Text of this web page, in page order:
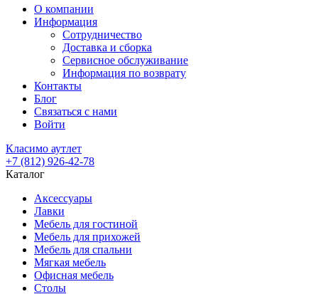
О компании
Информация
Сотрудничество
Доставка и сборка
Сервисное обслуживание
Информация по возврату
Контакты
Блог
Связаться с нами
Войти
Класимо аутлет
+7 (812) 926-42-78
Каталог
Аксессуары
Лавки
Мебель для гостиной
Мебель для прихожей
Мебель для спальни
Мягкая мебель
Офисная мебель
Столы